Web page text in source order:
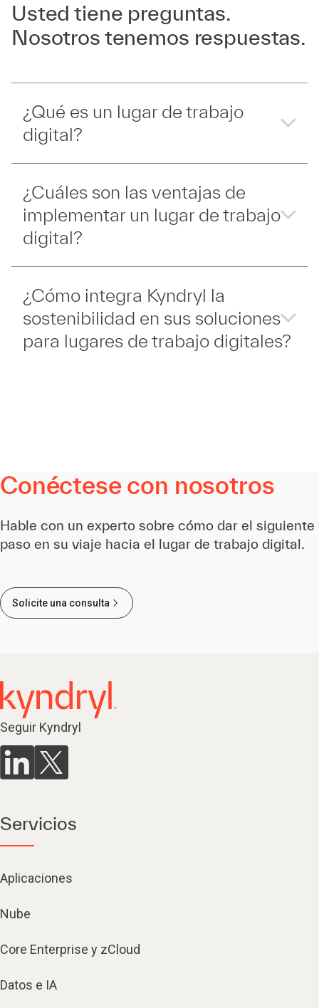
Usted tiene preguntas.
Nosotros tenemos respuestas.
¿Qué es un lugar de trabajo
digital?
¿Cuáles son las ventajas de
implementar un lugar de trabajo
digital?
¿Cómo integra Kyndryl la
sostenibilidad en sus soluciones
para lugares de trabajo digitales?
Conéctese con nosotros
Hable con un experto sobre cómo dar el siguiente
paso en su viaje hacia el lugar de trabajo digital.
Solicite una consulta
Seguir Kyndryl
Servicios
Aplicaciones
Nube
Core Enterprise y zCloud
Datos e IA